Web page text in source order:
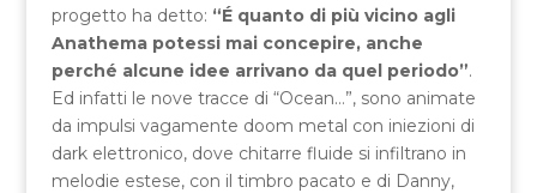
progetto ha detto: “É quanto di più vicino agli
Anathema potessi mai concepire, anche
perché alcune idee arrivano da quel periodo”.
Ed infatti le nove tracce di “Ocean…”, sono animate
da impulsi vagamente doom metal con iniezioni di
dark elettronico, dove chitarre fluide si infiltrano in
melodie estese, con il timbro pacato e di Danny,